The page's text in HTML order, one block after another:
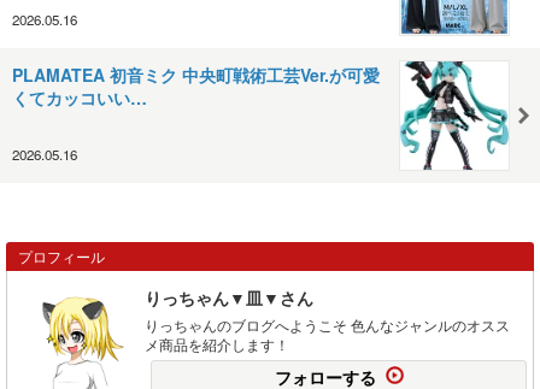
2026.05.16
PLAMATEA 初音ミク 中央町戦術工芸Ver.が可愛
くてカッコいい…
2026.05.16
プロフィール
りっちゃん▼皿▼さん
りっちゃんのブログへようこそ 色んなジャンルのオスス
メ商品を紹介します！
フォローする